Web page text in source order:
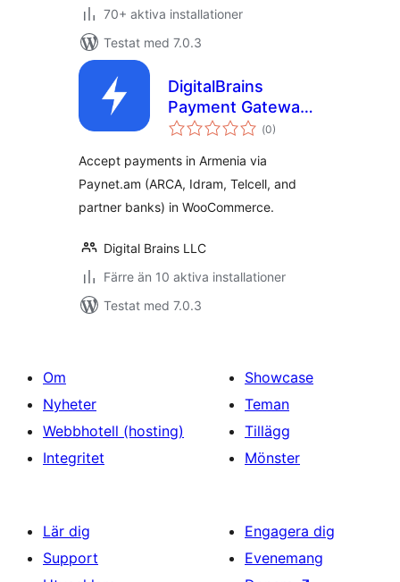
70+ aktiva installationer
Testat med 7.0.3
DigitalBrains
Payment Gateway
for Paynet.am
(Totalt
antal
0)
Accept payments in Armenia via
Paynet.am (ARCA, Idram, Telcell, and
partner banks) in WooCommerce.
Digital Brains LLC
Färre än 10 aktiva installationer
Testat med 7.0.3
Om
Nyheter
Webbhotell (hosting)
Integritet
Showcase
Teman
Tillägg
Mönster
Lär dig
Support
Engagera dig
Evenemang